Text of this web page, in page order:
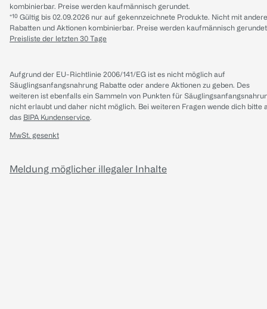
kombinierbar. Preise werden kaufmännisch gerundet.
*¹⁰ Gültig bis 02.09.2026 nur auf gekennzeichnete Produkte. Nicht mit
Rabatten und Aktionen kombinierbar. Preise werden kaufmännisch
Preisliste der letzten 30 Tage
Aufgrund der EU-Richtlinie 2006/141/EG ist es nicht möglich auf
Säuglingsanfangsnahrung Rabatte oder andere Aktionen zu geben. Des
weiteren ist ebenfalls ein Sammeln von Punkten für
nicht erlaubt und daher nicht möglich. Bei weiteren Fragen wende dich bitte
das BIPA Kundenservice.
MwSt. gesenkt
Meldung möglicher illegaler Inhalte